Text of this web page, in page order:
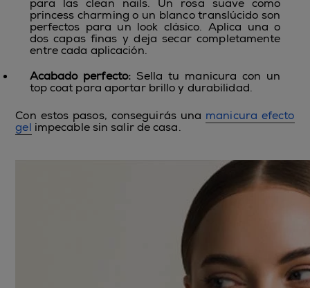
para las clean nails. Un rosa suave como
princess charming o un blanco translúcido son
perfectos para un look clásico. Aplica una o
dos capas finas y deja secar completamente
entre cada aplicación.
Acabado perfecto: Sella tu manicura con un
top coat para aportar brillo y durabilidad.
Con estos pasos, conseguirás una manicura efecto
gel impecable sin salir de casa.